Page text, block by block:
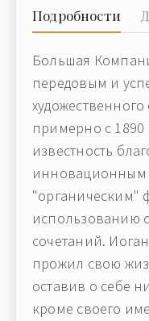
Подробности
Большая
передовым и
примерно с 1890
известность
инновационным
"органическим"
использованию
сочетаний.
прожил свою
оставив о себе
кроме своего